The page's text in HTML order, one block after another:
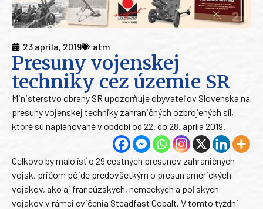
23 apríla, 2019 atm
Presuny vojenskej
techniky cez územie SR
Ministerstvo obrany SR upozorňuje obyvateľov Slovenska na
presuny vojenskej techniky zahraničných ozbrojených síl,
ktoré sú naplánované v období od 22. do 28. apríla 2019.
Celkovo by malo ísť o 29 cestných presunov zahraničných
vojsk, pričom pôjde predovšetkým o presun amerických
vojakov, ako aj francúzskych, nemeckých a poľských
vojakov v rámci cvičenia Steadfast Cobalt. V tomto týždni